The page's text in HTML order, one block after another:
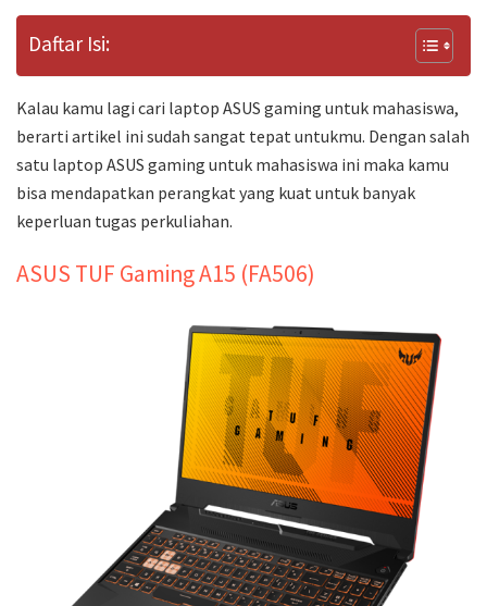
Daftar Isi:
Kalau kamu lagi cari laptop ASUS gaming untuk mahasiswa,
berarti artikel ini sudah sangat tepat untukmu. Dengan salah
satu laptop ASUS gaming untuk mahasiswa ini maka kamu
bisa mendapatkan perangkat yang kuat untuk banyak
keperluan tugas perkuliahan.
ASUS TUF Gaming A15 (FA506)